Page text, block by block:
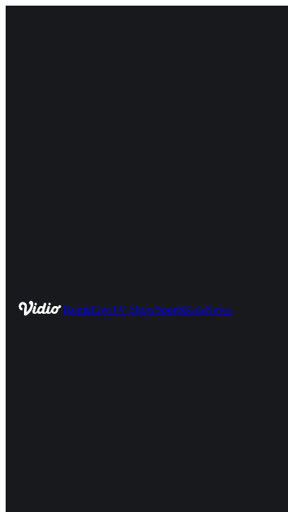
HomeLiveTV ShowSportsKidsNews